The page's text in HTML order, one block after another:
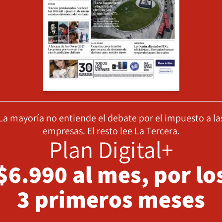
mayoría no entiende el debate por el impuesto a
empresas. El resto lee La Tercera.
Plan Digital+
al mes, por
3 primeros meses